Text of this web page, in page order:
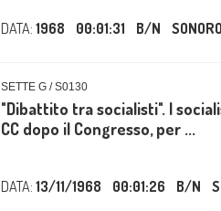
DATA: 1968 00:01:31 B/N SONORO
SETTE G / S0130
"Dibattito tra socialisti". I
CC dopo il Congresso, per ...
DATA: 13/11/1968 00:01:26 B/N